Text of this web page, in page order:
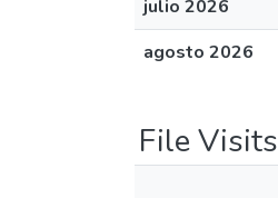
julio 2026
agosto 2026
File Visits